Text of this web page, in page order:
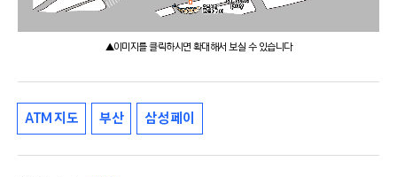
▲이미지를 클릭하시면 확대해서 보실 수 있습니다
ATM 지도 부산 삼성 페이